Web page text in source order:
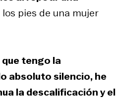
pies de una mujer
tengo la
absoluto silencio, he
la descalificación y el